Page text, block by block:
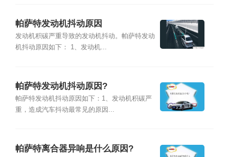
帕萨特发动机抖动原因
发动机积碳严重导致的发动机抖动。帕萨特发动
机抖动原因如下： 1、发动机...
帕萨特发动机抖动原因?
帕萨特发动机抖动原因如下：1、发动机积碳严
重，造成汽车抖动最常见的原因...
帕萨特离合器异响是什么原因?